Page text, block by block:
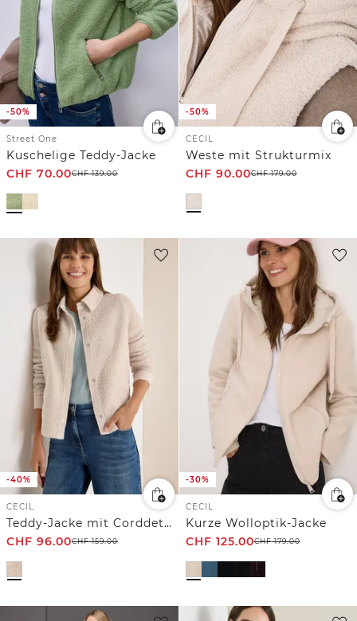
-50%
Street One
Kuschelige Teddy-Jacke
CHF 70.00CHF139.00
-50%
CECIL
Weste mit Strukturmix
CHF 90.00CHF179.00
-40%
CECIL
Teddy-Jacke mit Corddetails
CHF 96.00CHF159.00
-30%
CECIL
Kurze Wolloptik-Jacke
CHF 125.00CHF179.00